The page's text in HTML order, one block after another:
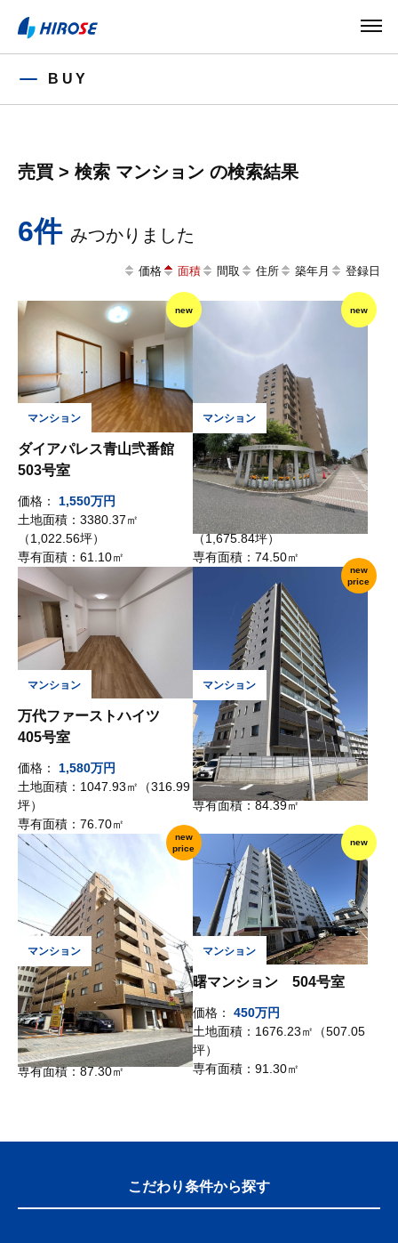
BUY
売買 > 検索 マンション の検索結果
価格 面積 間取 住所 築年月 登録日
6件
ダイアパレス青山弐番館
503号室
new
価格：
1,550万円
土地面積： 3380.37㎡
（1,022.56坪）
専有面積： 61.10㎡
グリーンタウン東新潟壱号
館 108号室
new
価格：
1,480万円
土地面積：5539.98㎡
（1,675.84坪）
専有面積： 74.50㎡
万代ファーストハイツ
405号室
価格：
1,580万円
土地面積： 1047.93㎡（316.99
坪）
専有面積： 76.70㎡
ダイアパレス白山駅前
201号室
new
price
価格：3,480万円
土地面積：－
専有面積：84.39㎡
ダイアパレス本町 704号
室
new
price
価格：2,200万円
土地面積：－
専有面積：87.30㎡
曙マンション 504号室
new
価格：
450万円
土地面積： 1676.23㎡（507.05
坪）
専有面積： 91.30㎡
こだわり条件から探す